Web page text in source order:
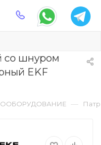
со шнуром
EKF
—